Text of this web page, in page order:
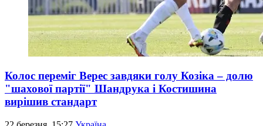
Колос переміг Верес завдяки голу Козіка – долю
"шахової партії" Шандрука і Костишина
вирішив стандарт